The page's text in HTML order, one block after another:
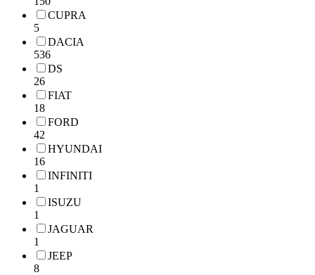
CUPRA
5
DACIA
536
DS
26
FIAT
18
FORD
42
HYUNDAI
16
INFINITI
1
ISUZU
1
JAGUAR
1
JEEP
8